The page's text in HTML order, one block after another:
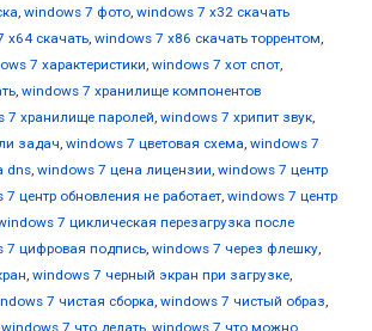
, windows 7 фото, windows 7 х32 скачать
х64 скачать, windows 7 х86 скачать торрентом,
7 характеристики, windows 7 хот спот,
, windows 7 хранилище компонентов
7 хранилище паролей, windows 7 хрипит звук,
задач, windows 7 цветовая схема, windows 7
dns, windows 7 цена лицензии, windows 7 центр
7 центр обновления не работает, windows 7 центр
7 циклическая перезагрузка после
7 цифровая подпись, windows 7 через флешку,
, windows 7 черный экран при загрузке,
7 чистая сборка, windows 7 чистый образ,